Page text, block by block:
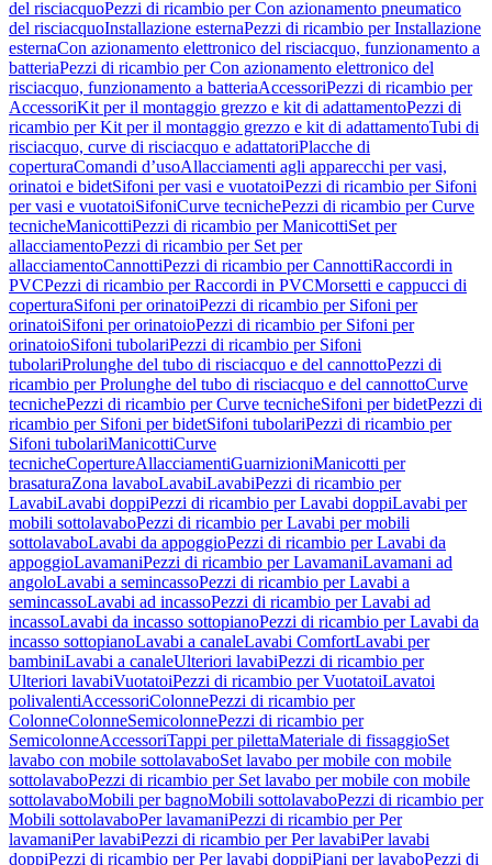
del risciacquoPezzi di ricambio per Con azionamento pneumatico
del risciacquoInstallazione esternaPezzi di ricambio per Installazione
esternaCon azionamento elettronico del risciacquo, funzionamento a
batteriaPezzi di ricambio per Con azionamento elettronico del
risciacquo, funzionamento a batteriaAccessoriPezzi di ricambio per
AccessoriKit per il montaggio grezzo e kit di adattamentoPezzi di
ricambio per Kit per il montaggio grezzo e kit di adattamentoTubi di
risciacquo, curve di risciacquo e adattatoriPlacche di
coperturaComandi d’usoAllacciamenti agli apparecchi per vasi,
orinatoi e bidetSifoni per vasi e vuotatoiPezzi di ricambio per Sifoni
per vasi e vuotatoiSifoniCurve tecnichePezzi di ricambio per Curve
tecnicheManicottiPezzi di ricambio per ManicottiSet per
allacciamentoPezzi di ricambio per Set per
allacciamentoCannottiPezzi di ricambio per CannottiRaccordi in
PVCPezzi di ricambio per Raccordi in PVCMorsetti e cappucci di
coperturaSifoni per orinatoiPezzi di ricambio per Sifoni per
orinatoiSifoni per orinatoioPezzi di ricambio per Sifoni per
orinatoioSifoni tubolariPezzi di ricambio per Sifoni
tubolariProlunghe del tubo di risciacquo e del cannottoPezzi di
ricambio per Prolunghe del tubo di risciacquo e del cannottoCurve
tecnichePezzi di ricambio per Curve tecnicheSifoni per bidetPezzi di
ricambio per Sifoni per bidetSifoni tubolariPezzi di ricambio per
Sifoni tubolariManicottiCurve
tecnicheCopertureAllacciamentiGuarnizioniManicotti per
brasaturaZona lavaboLavabiLavabiPezzi di ricambio per
LavabiLavabi doppiPezzi di ricambio per Lavabi doppiLavabi per
mobili sottolavaboPezzi di ricambio per Lavabi per mobili
sottolavaboLavabi da appoggioPezzi di ricambio per Lavabi da
appoggioLavamaniPezzi di ricambio per LavamaniLavamani ad
angoloLavabi a semincassoPezzi di ricambio per Lavabi a
semincassoLavabi ad incassoPezzi di ricambio per Lavabi ad
incassoLavabi da incasso sottopianoPezzi di ricambio per Lavabi da
incasso sottopianoLavabi a canaleLavabi ComfortLavabi per
bambiniLavabi a canaleUlteriori lavabiPezzi di ricambio per
Ulteriori lavabiVuotatoiPezzi di ricambio per VuotatoiLavatoi
polivalentiAccessoriColonnePezzi di ricambio per
ColonneColonneSemicolonnePezzi di ricambio per
SemicolonneAccessoriTappi per pilettaMateriale di fissaggioSet
lavabo con mobile sottolavaboSet lavabo per mobile con mobile
sottolavaboPezzi di ricambio per Set lavabo per mobile con mobile
sottolavaboMobili per bagnoMobili sottolavaboPezzi di ricambio per
Mobili sottolavaboPer lavamaniPezzi di ricambio per Per
lavamaniPer lavabiPezzi di ricambio per Per lavabiPer lavabi
doppiPezzi di ricambio per Per lavabi doppiPiani per lavaboPezzi di